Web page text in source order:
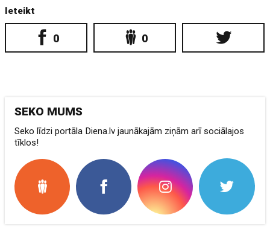
Ieteikt
0 0
SEKO MUMS
Seko līdzi portāla Diena.lv jaunākajām ziņām arī sociālajos
tīklos!